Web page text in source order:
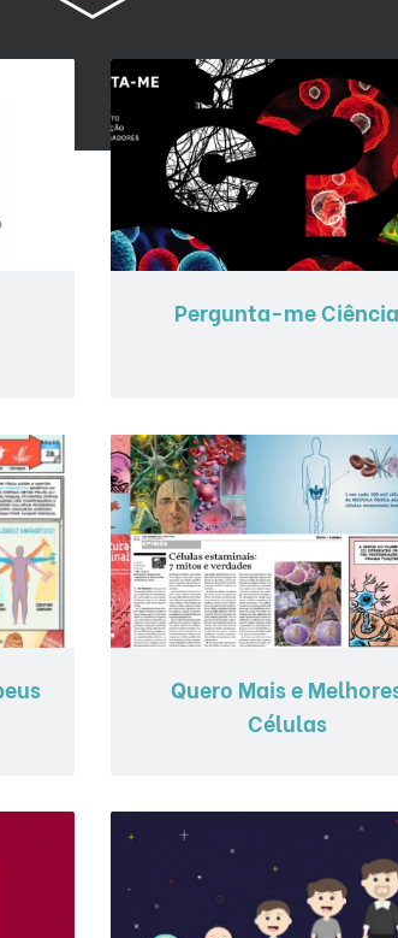
Pergunta-me Ciência
Quero Mais e
Células